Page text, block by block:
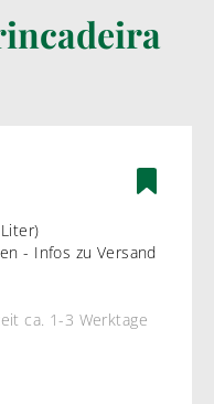
- Infos zu Versand
ca. 1-3 Werktage